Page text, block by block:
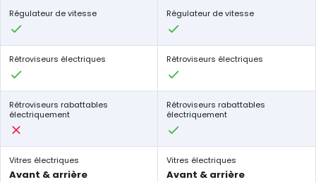
Régulateur de vitesse Régulateur de vitesse
Rétroviseurs électriques Rétroviseurs électriques
Rétroviseurs rabattables
électriquement
Rétroviseurs rabattables
électriquement
Vitres électriques
Avant & arrière
Vitres électriques
Avant & arrière